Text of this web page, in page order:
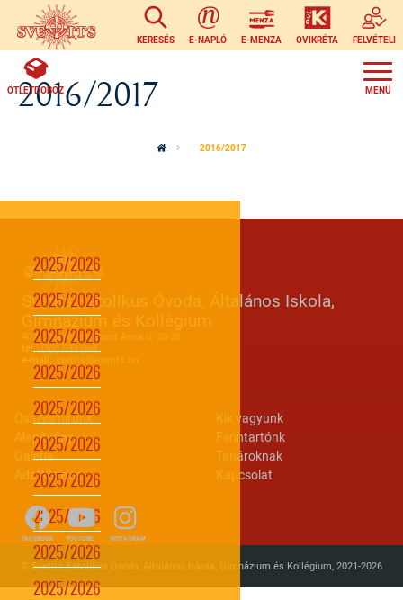
Ugrás a tartalomra
KERESÉS E-NAPLÓ E-MENZA OVIKRÉTA FELVÉTELI
ÖTLETDOBOZ
2016/2017
2016/2017
2025/2026
2025/2026
2025/2026
2025/2026
2025/2026
2025/2026
2025/2026
2025/2026
2025/2026
2025/2026
Svetits Katolikus Óvoda, Általános Iskola,
Gimnázium és Kollégium
4024 Debrecen, Szent Anna u. 20-26.
tel.:
(52) 533 084
e-mail:
svetits@svetits.hu
Lábléc 2
Összes hírünk
Alapítvány
Galéria
Adatkezelés
Footer menu
Kik vagyunk
Fenntartónk
Tanároknak
Kapcsolat
FACEBOOK YOUTUBE INSTAGRAM
© Svetits Katolikus Óvoda, Általános Iskola, Gimnázium és Kollégium, 2021-2026